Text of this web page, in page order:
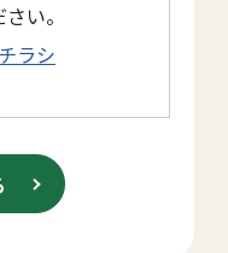
い。
ラシ